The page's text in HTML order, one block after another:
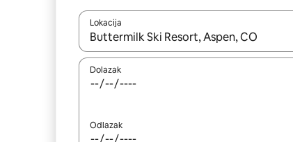
Lokacija
Kada budu dostupni rezultati, moći ćete ih
Dolazak
Odlazak